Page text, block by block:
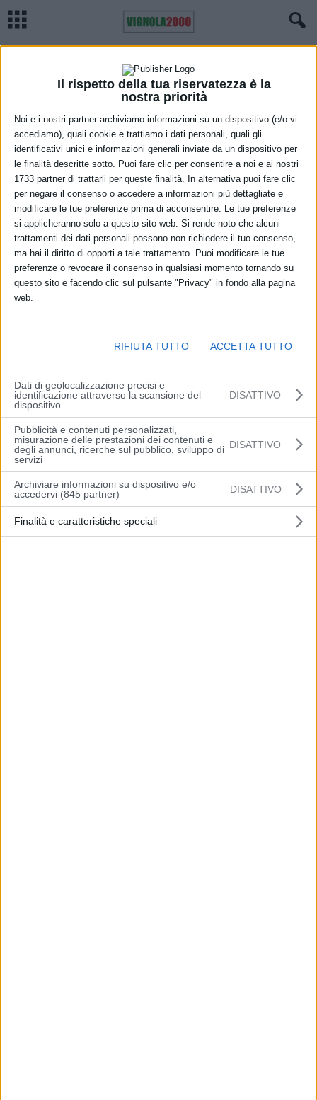
Il rispetto della tua riservatezza è la
nostra priorità
Noi e i nostri partner archiviamo informazioni su un dispositivo (e/o vi
accediamo), quali cookie e trattiamo i dati personali, quali gli
identificativi unici e informazioni generali inviate da un dispositivo per
le finalità descritte sotto. Puoi fare clic per consentire a noi e ai nostri
1733 partner di trattarli per queste finalità. In alternativa puoi fare clic
per negare il consenso o accedere a informazioni più dettagliate e
modificare le tue preferenze prima di acconsentire. Le tue preferenze
si applicheranno solo a questo sito web. Si rende noto che alcuni
trattamenti dei dati personali possono non richiedere il tuo consenso,
ma hai il diritto di opporti a tale trattamento. Puoi modificare le tue
preferenze o revocare il consenso in qualsiasi momento tornando su
questo sito e facendo clic sul pulsante "Privacy" in fondo alla pagina
web.
RIFIUTA TUTTO ACCETTA TUTTO
Dati di geolocalizzazione precisi e
identificazione attraverso la scansione del
dispositivo
DISATTIVO
Pubblicità e contenuti personalizzati,
misurazione delle prestazioni dei contenuti e
degli annunci, ricerche sul pubblico, sviluppo di
servizi
DISATTIVO
Archiviare informazioni su dispositivo e/o
accedervi (845 partner)
DISATTIVO
Finalità e caratteristiche speciali
Home Cronaca Strage in centro a Modena, aggiornamento sulle condizioni dei feriti
Strage in centro a Modena,
aggiornamento sulle condizioni dei
feriti
26 Maggio 2026
anni è ancora in condizioni critiche ma stabile, la prognosi resta
riservata.
Articolo precedente
Meloni “Chiediamo che
l’Europa faccia meno e lo
Articolo successivo
Meloni “L’Europa faccia
meno e lo faccia meglio”